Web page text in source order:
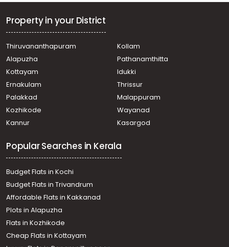
Neyyatinkara
Residential Land for Sale in Trivandrum, Neyyattinkara,
Residential Land for Sale in Trivandrum, Neyyattinkara,
Neyyatinkara
Residential Land for Sale in Trivandrum,
Thiruvananthapuram, Pongumoodu
Residential Land for Sale in Trivandrum, Neyyattinkara,
Residential Land for Sale in Trivandrum, Neyyattinkara,
Neyyatinkara
Kariyam
Residential Land for Sale in Trivandrum, Neyyattinkara,
Malayinkeezhu
Residential Land for Sale in Trivandrum, Neyyattinkara,
Dhanuvachapuram
Residential Land for Sale in Trivandrum, Neyyattinkara,
Neyyatinkara
Residential Land for Sale in Trivandrum, Neyyattinkara,
Aralummoodu
Residential Land for Sale in Trivandrum, Neyyattinkara,
Property in your District
Thiruvananthapuram
Kollam
Alapuzha
Pathanamthitta
Kottayam
Idukki
Ernakulam
Thrissur
Palakkad
Malappuram
Kozhikode
Wayanad
Kannur
Kasargod
Popular Searches in Kerala
Budget Flats in Kochi
Budget Flats in Trivandrum
Affordable Flats in Kakkanad
Plots in Alapuzha
Flats in Kozhikode
Cheap Flats in Kottayam